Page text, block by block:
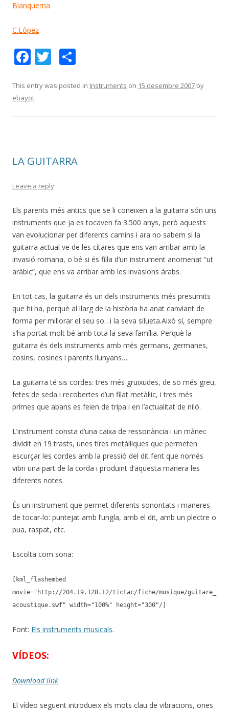
Blanquerna
C.Lòpez
F
e
b
k
T
itt m
ix
This entry was posted in Instruments on 15 desembre 2007 by
ebayot.
LA GUITARRA
Leave a reply
Els parents més antics que se li coneixen a la guitarra són uns
instruments que ja es tocaven fa 3.500 anys, però aquests
van evolucionar per diferents camins i ara no sabem si la
guitarra actual ve de les cítares que ens van arribar amb la
invasió romana, o bé si és filla d’un instrument anomenat “ut
aràbic”, que ens va arribar amb les invasions àrabs.
En tot cas, la guitarra és un dels instruments més presumits
que hi ha, perquè al llarg de la història ha anat canviant de
forma per millorar el seu so…i la seva silueta.Això sí, sempre
s’ha portat molt bé amb tota la seva família. Perquè la
guitarra és dels instruments amb més germans, germanes,
cosins, cosines i parents llunyans…
La guitarra té sis cordes: tres més gruixudes, de so més greu,
fetes de seda i recobertes d’un filat metàl·lic, i tres més
primes que abans es feien de tripa i en l’actualitat de niló.
L’instrument consta d’una caixa de ressonància i un mànec
dividit en 19 trasts, unes tires metàl·liques que permeten
escurçar les cordes amb la pressió del dit fent que només
vibri una part de la corda i produint d’aquesta manera les
diferents notes.
És un instrument que permet diferents sonoritats i maneres
de tocar-lo: puntejat amb l’ungla, amb el dit, amb un plectre o
pua, raspat, etc.
Escolta com sona:
[kml_flashembed
movie="http://204.19.128.12/tictac/fiche/musique/guitare_
acoustique.swf" width="100%" height="300"/]
Font: Els instruments musicals.
VÍDEOS:
Download link
El vídeo següent introdueix els mots clau de vibracions, ones